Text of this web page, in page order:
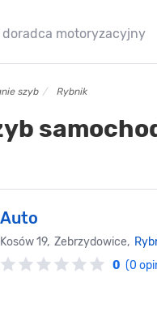
motoryzacyjny
szyb Rybnik
Auto
Kosów 19, Zebrzydowice,
0 (0